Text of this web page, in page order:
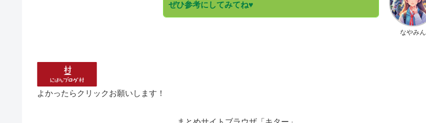
なやみん
ぜひ参考にしてみてね♥
よかったらクリックお願いします！